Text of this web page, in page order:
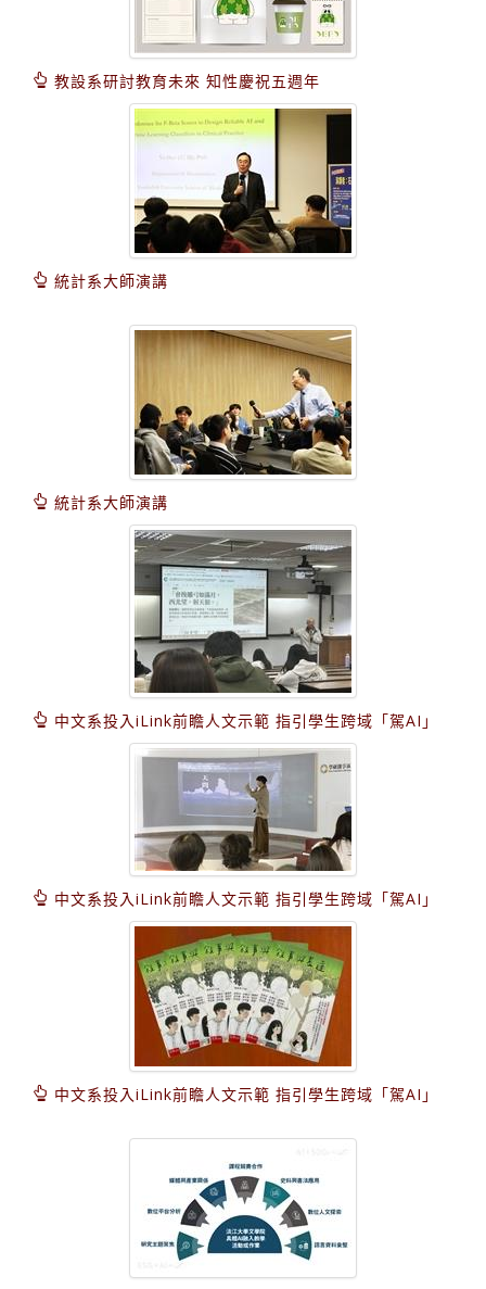
教設系研討教育未來 知性慶祝五週年
統計系大師演講
統計系大師演講
中文系投入iLink前瞻人文示範 指引學生跨域「駕AI」
中文系投入iLink前瞻人文示範 指引學生跨域「駕AI」
中文系投入iLink前瞻人文示範 指引學生跨域「駕AI」